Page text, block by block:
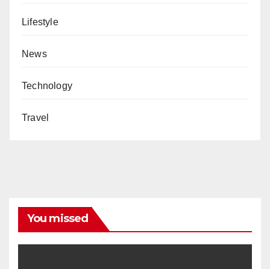
Lifestyle
News
Technology
Travel
You missed